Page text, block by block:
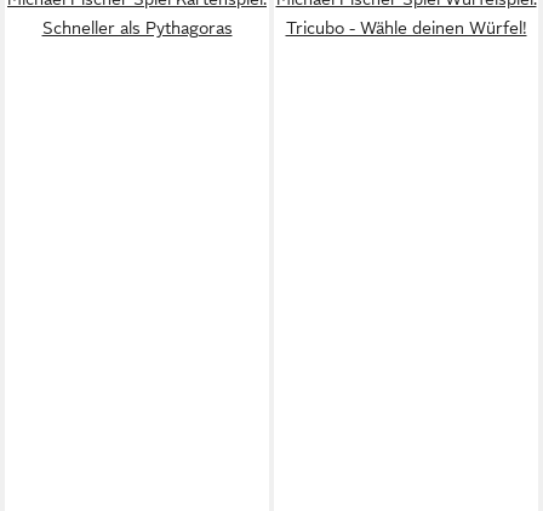
Schneller als Pythagoras
Tricubo - Wähle deinen Würfel!